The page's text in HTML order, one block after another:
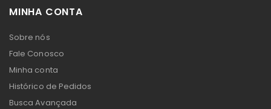
MINHA CONTA
Sobre nós
Fale Conosco
Minha conta
Histórico de Pedidos
Busca Avançada